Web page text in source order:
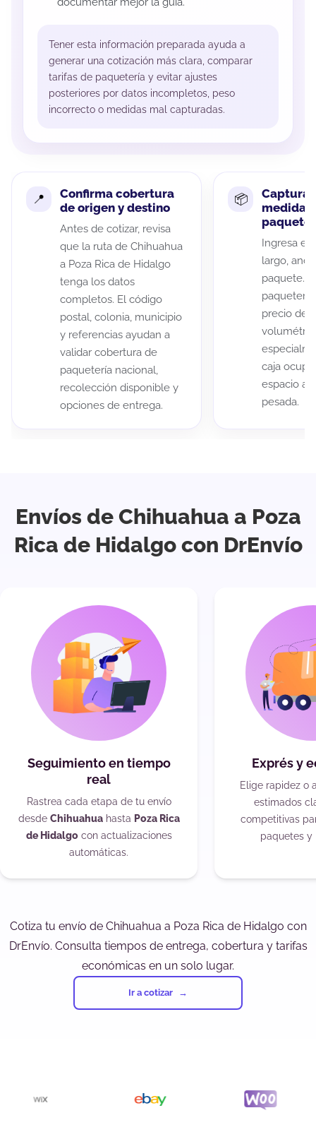
Tener esta información preparada ayuda a
generar una cotización más clara, comparar
tarifas de paquetería y evitar ajustes
posteriores por datos incompletos, peso
incorrecto o medidas mal capturadas.
Confirma cobertura
de origen y destino
Antes de cotizar, revisa
que la ruta de Chihuahua
a Poza Rica de Hidalgo
tenga los datos
completos. El código
postal, colonia, municipio
y referencias ayudan a
validar cobertura de
paquetería nacional,
recolección disponible y
opciones de entrega.
Captura
medidas
paquete
Ingresa el
largo,
paquete.
precio de
caja
espacio
pesada.
Envíos de Chihuahua a Poza
Rica de Hidalgo con DrEnvío
Seguimiento en tiempo
real
Rastrea cada etapa de tu envío
desde Chihuahuahasta Poza Rica
de Hidalgocon actualizaciones
automáticas.
Exprés y
Elige rapidez o
estimados
competitivas
paquetes y
Cotiza tu envío de Chihuahua a Poza Rica de Hidalgo con
DrEnvío. Consulta tiempos de entrega, cobertura y tarifas
económicas en un solo lugar.
Ir a cotizar